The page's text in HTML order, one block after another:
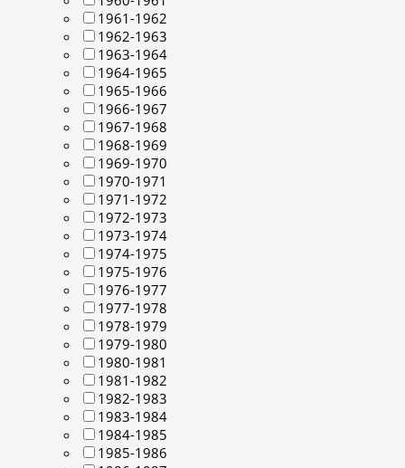
1961-1962
1962-1963
1963-1964
1964-1965
1965-1966
1966-1967
1967-1968
1968-1969
1969-1970
1970-1971
1971-1972
1972-1973
1973-1974
1974-1975
1975-1976
1976-1977
1977-1978
1978-1979
1979-1980
1980-1981
1981-1982
1982-1983
1983-1984
1984-1985
1985-1986